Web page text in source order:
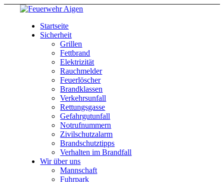
Startseite
Sicherheit
Grillen
Fettbrand
Elektrizität
Rauchmelder
Feuerlöscher
Brandklassen
Verkehrsunfall
Rettungsgasse
Gefahrgutunfall
Notrufnummern
Zivilschutzalarm
Brandschutztipps
Verhalten im Brandfall
Wir über uns
Mannschaft
Fuhrpark